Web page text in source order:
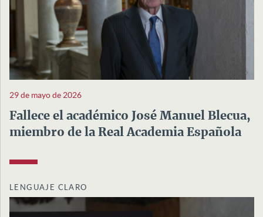
29 de mayo de 2026
Fallece el académico José Manuel Blecua,
miembro de la Real Academia Española
LENGUAJE CLARO